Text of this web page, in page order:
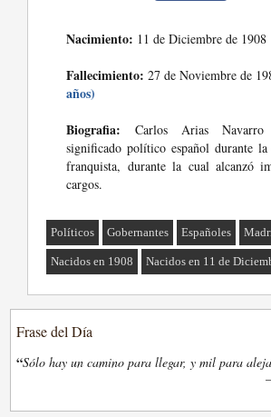
Nacimiento: 11 de Diciembre de 1908
Fallecimiento: 27 de Noviembre de
años)
Biografia: Carlos Arias
significado político español durante la
franquista, durante la cual alcanzó
cargos.
Políticos Gobernantes Españoles
Nacidos en 1908 Nacidos en 11 de
Frase del Día
“Sólo hay un camino para llegar, y mil para